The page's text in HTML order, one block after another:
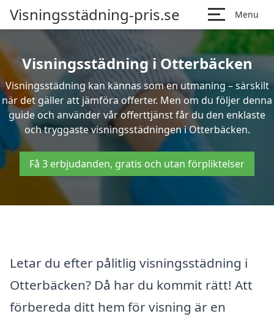
Visningsstädning-pris.se Menu
Visningsstädning i Otterbäcken
Visningsstädning kan kännas som en utmaning – särskilt
när det gäller att jämföra offerter. Men om du följer denna
guide och använder vår offerttjänst får du den enklaste
och tryggaste visningsstädningen i Otterbäcken.
Få 3 erbjudanden, gratis och utan förpliktelser
Letar du efter pålitlig visningsstädning i
Otterbäcken? Då har du kommit rätt! Att
förbereda ditt hem för visning är en